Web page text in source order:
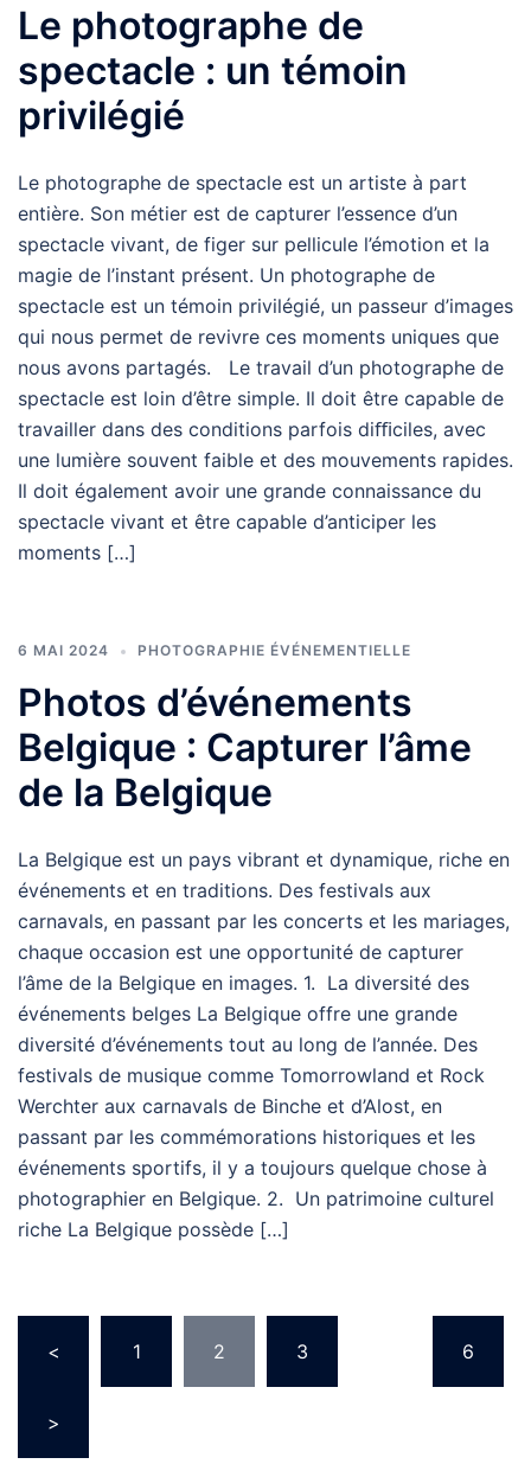
Le photographe de
spectacle : un témoin
privilégié
Le photographe de spectacle est un artiste à part
entière. Son métier est de capturer l’essence d’un
spectacle vivant, de figer sur pellicule l’émotion et la
magie de l’instant présent. Un photographe de
spectacle est un témoin privilégié, un passeur d’images
qui nous permet de revivre ces moments uniques que
nous avons partagés. Le travail d’un photographe de
spectacle est loin d’être simple. Il doit être capable de
travailler dans des conditions parfois diﬃciles, avec
une lumière souvent faible et des mouvements rapides.
Il doit également avoir une grande connaissance du
spectacle vivant et être capable d’anticiper les
moments […]
6 MAI 2024 PHOTOGRAPHIE ÉVÉNEMENTIELLE
Photos d’événements
Belgique : Capturer l’âme
de la Belgique
La Belgique est un pays vibrant et dynamique, riche en
événements et en traditions. Des festivals aux
carnavals, en passant par les concerts et les mariages,
chaque occasion est une opportunité de capturer
l’âme de la Belgique en images. 1. La diversité des
événements belges La Belgique offre une grande
diversité d’événements tout au long de l’année. Des
festivals de musique comme Tomorrowland et Rock
Werchter aux carnavals de Binche et d’Alost, en
passant par les commémorations historiques et les
événements sportifs, il y a toujours quelque chose à
photographier en Belgique. 2. Un patrimoine culturel
riche La Belgique possède […]
< 1 2 3 6
>